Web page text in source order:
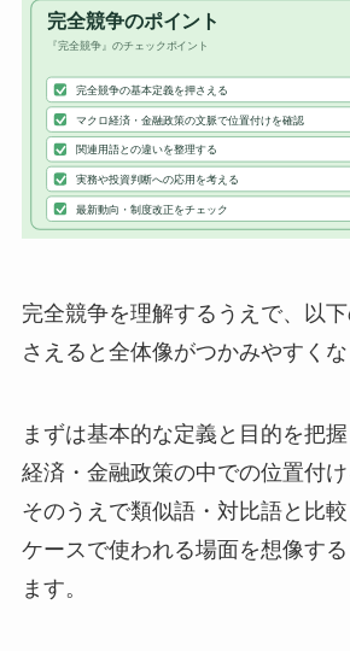
完全競争を理解するうえで、以
さえると全体像がつかみやすくな
まずは基本的な定義と目的を把
経済・金融政策の中での位置付け
そのうえで類似語・対比語と比
ケースで使われる場面を想像す
ます。